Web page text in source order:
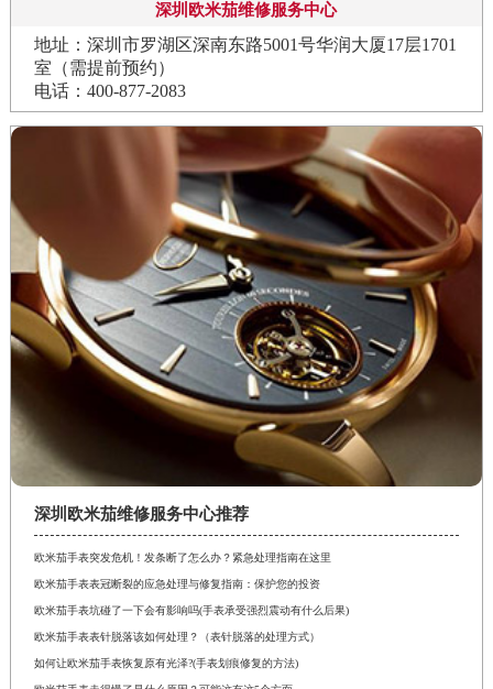
深圳欧米茄维修服务中心
地址：深圳市罗湖区深南东路5001号华润大厦17层1701
室（需提前预约）
电话：400-877-2083
深圳欧米茄维修服务中心推荐
欧米茄手表突发危机！发条断了怎么办？紧急处理指南在这里
欧米茄手表表冠断裂的应急处理与修复指南：保护您的投资
欧米茄手表坑碰了一下会有影响吗(手表承受强烈震动有什么后果)
欧米茄手表表针脱落该如何处理？（表针脱落的处理方式）
如何让欧米茄手表恢复原有光泽?(手表划痕修复的方法)